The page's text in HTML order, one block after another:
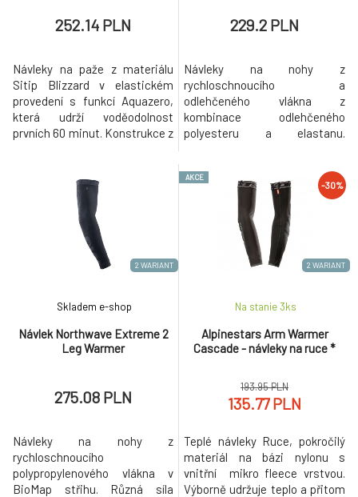
252.14 PLN
Návleky na paže z materiálu
Sitip Blizzard v elastickém
provedení s funkcí Aquazero,
která udrží voděodolnost
prvních 60 minut. Konstrukce z
229.2 PLN
Návleky na nohy z
rychloschnoucího a
odlehčeného vlákna z
kombinace odlehčeného
polyesteru a elastanu.
Northwave.
2 WARIANT
Návlek Northwave Extreme 2
Leg Warmer
Skladem e-shop
275.08 PLN
Návleky na nohy z
rychloschnoucího
polypropylenového vlákna v
BioMap střihu. Různá síla
2 WARIANT
AKCE
-30%
Alpinestars Arm Warmer
Cascade - návleky na ruce *
Na stanie 3ks
193.95 PLN
135.77 PLN
Teplé návleky Ruce, pokročilý
materiál na bázi nylonu s
vnitřní mikro fleece vrstvou.
Výborně udržuje teplo a přitom